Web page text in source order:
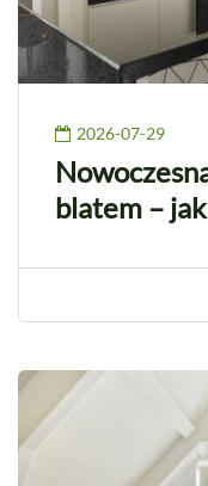
2026-07-29
blatem –